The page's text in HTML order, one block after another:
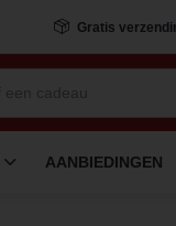
Gratis
AANBIEDINGEN